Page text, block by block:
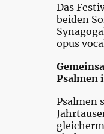
Das
beiden
opus
Psalmen
Psalmen